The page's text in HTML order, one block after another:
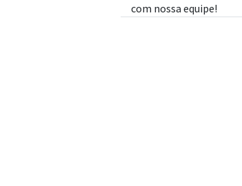
com nossa equipe!